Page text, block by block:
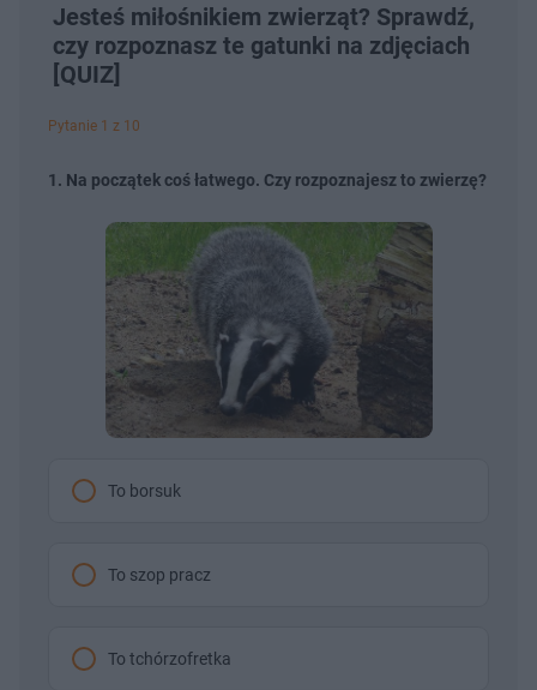
Jesteś miłośnikiem zwierząt? Sprawdź,
czy rozpoznasz te gatunki na zdjęciach
[QUIZ]
Pytanie 1 z 10
1. Na początek coś łatwego. Czy rozpoznajesz to zwierzę?
To borsuk
To szop pracz
To tchórzofretka